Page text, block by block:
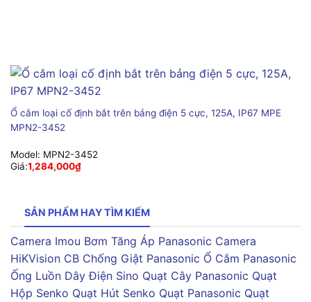
Ổ cắm loại cố định bắt trên bảng điện 5 cực, 125A, IP67 MPE
MPN2-3452
Model: MPN2-3452
Giá:1,284,000₫
SẢN PHẨM HAY TÌM KIẾM
Camera Imou Bơm Tăng Áp Panasonic Camera
HiKVision CB Chống Giật Panasonic Ổ Cắm Panasonic
Ống Luồn Dây Điện Sino Quạt Cây Panasonic Quạt
Hộp Senko Quạt Hút Senko Quạt Panasonic Quạt